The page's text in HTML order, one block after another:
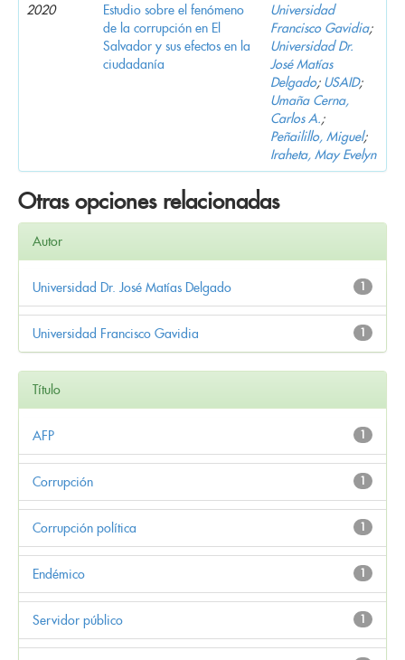
2020
Estudio sobre el fenómeno
de la corrupción en El
Salvador y sus efectos en la
ciudadanía
Universidad
Francisco Gavidia;
Universidad Dr.
José Matías
Delgado; USAID;
Umaña Cerna,
Carlos A.;
Peñailillo, Miguel;
Iraheta, May Evelyn
Otras opciones relacionadas
Autor
1
Universidad Dr. José Matías Delgado
1
Universidad Francisco Gavidia
Título
1
AFP
1
Corrupción
1
Corrupción política
1
Endémico
1
Servidor público